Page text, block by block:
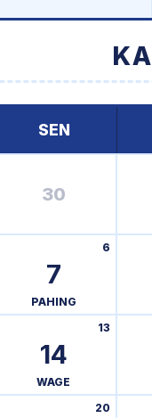
SEN
30
7
6
PAHING
14
13
WAGE
20